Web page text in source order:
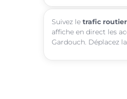
Suivez le trafic
affiche en direct les
Gardouch. Déplacez